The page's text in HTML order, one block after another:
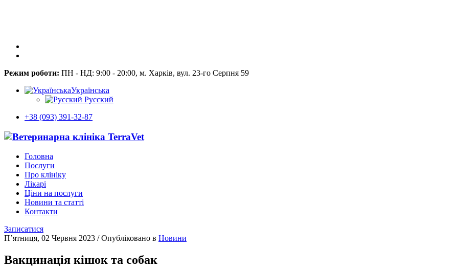
Режим роботи: ПН - НД: 9:00 - 20:00, м. Харків, вул. 23-го Серпня 59
Українська
Русский
+38 (093) 391-32-87
Головна
Послуги
Про клініку
Лікарі
Ціни на послуги
Новини та статті
Контакти
Записатися
П’ятниця, 02 Червня 2023 /Опубліковано в Новини
Вакцинація кішок та собак